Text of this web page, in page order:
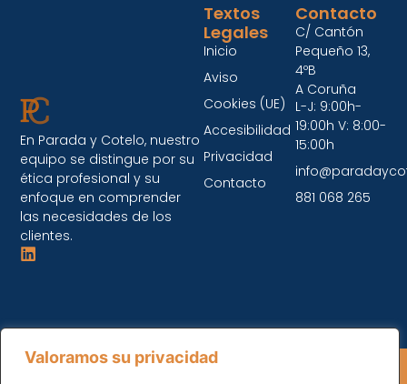
Valoramos su privacidad
En Parada y Cotelo, nuestro
equipo se distingue por su
ética profesional y su
enfoque en comprender
las necesidades de los
clientes.
Contacto
C/ Cantón
Pequeño 13,
4ºB
A Coruña
L-J: 9:00h-
19:00h V: 8:00-
15:00h
881 068 265
Textos
Legales
Inicio
Aviso
Cookies (UE)
Accesibilidad
Privacidad
Contacto
Parada y Cotelo © 2026 Todos los Derechos